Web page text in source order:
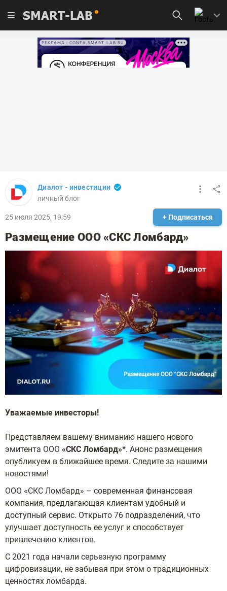
SMART-LAB
РЕКЛАМА • CONFA.SMART-LAB.RU
Диалот - инвестиции
личный блог
25 июля 2025, 19:59 + Подписаться
Размещение ООО «СКС Ломбард»
Уважаемые инвесторы!
Представляем вашему вниманию нашего нового
эмитента ООО «СКС Ломбард»*. Анонс размещения
опубликуем в ближайшее время. Следите за нашими
новостями!
ООО «СКС Ломбард» – современная финансовая
компания, предлагающая клиентам удобный и
доступный сервис. Открыто 76 подразделений, что
улучшает доступность ее услуг и способствует
привлечению клиентов.
С 2021 года начали серьезную программу
цифровизации, не забывая при этом о традиционных
ценностях ломбарда.